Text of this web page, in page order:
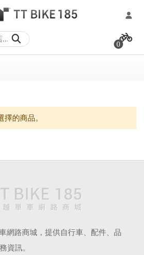
0
擇的商品。
網路商城，提供自行車、配件、品
資訊。